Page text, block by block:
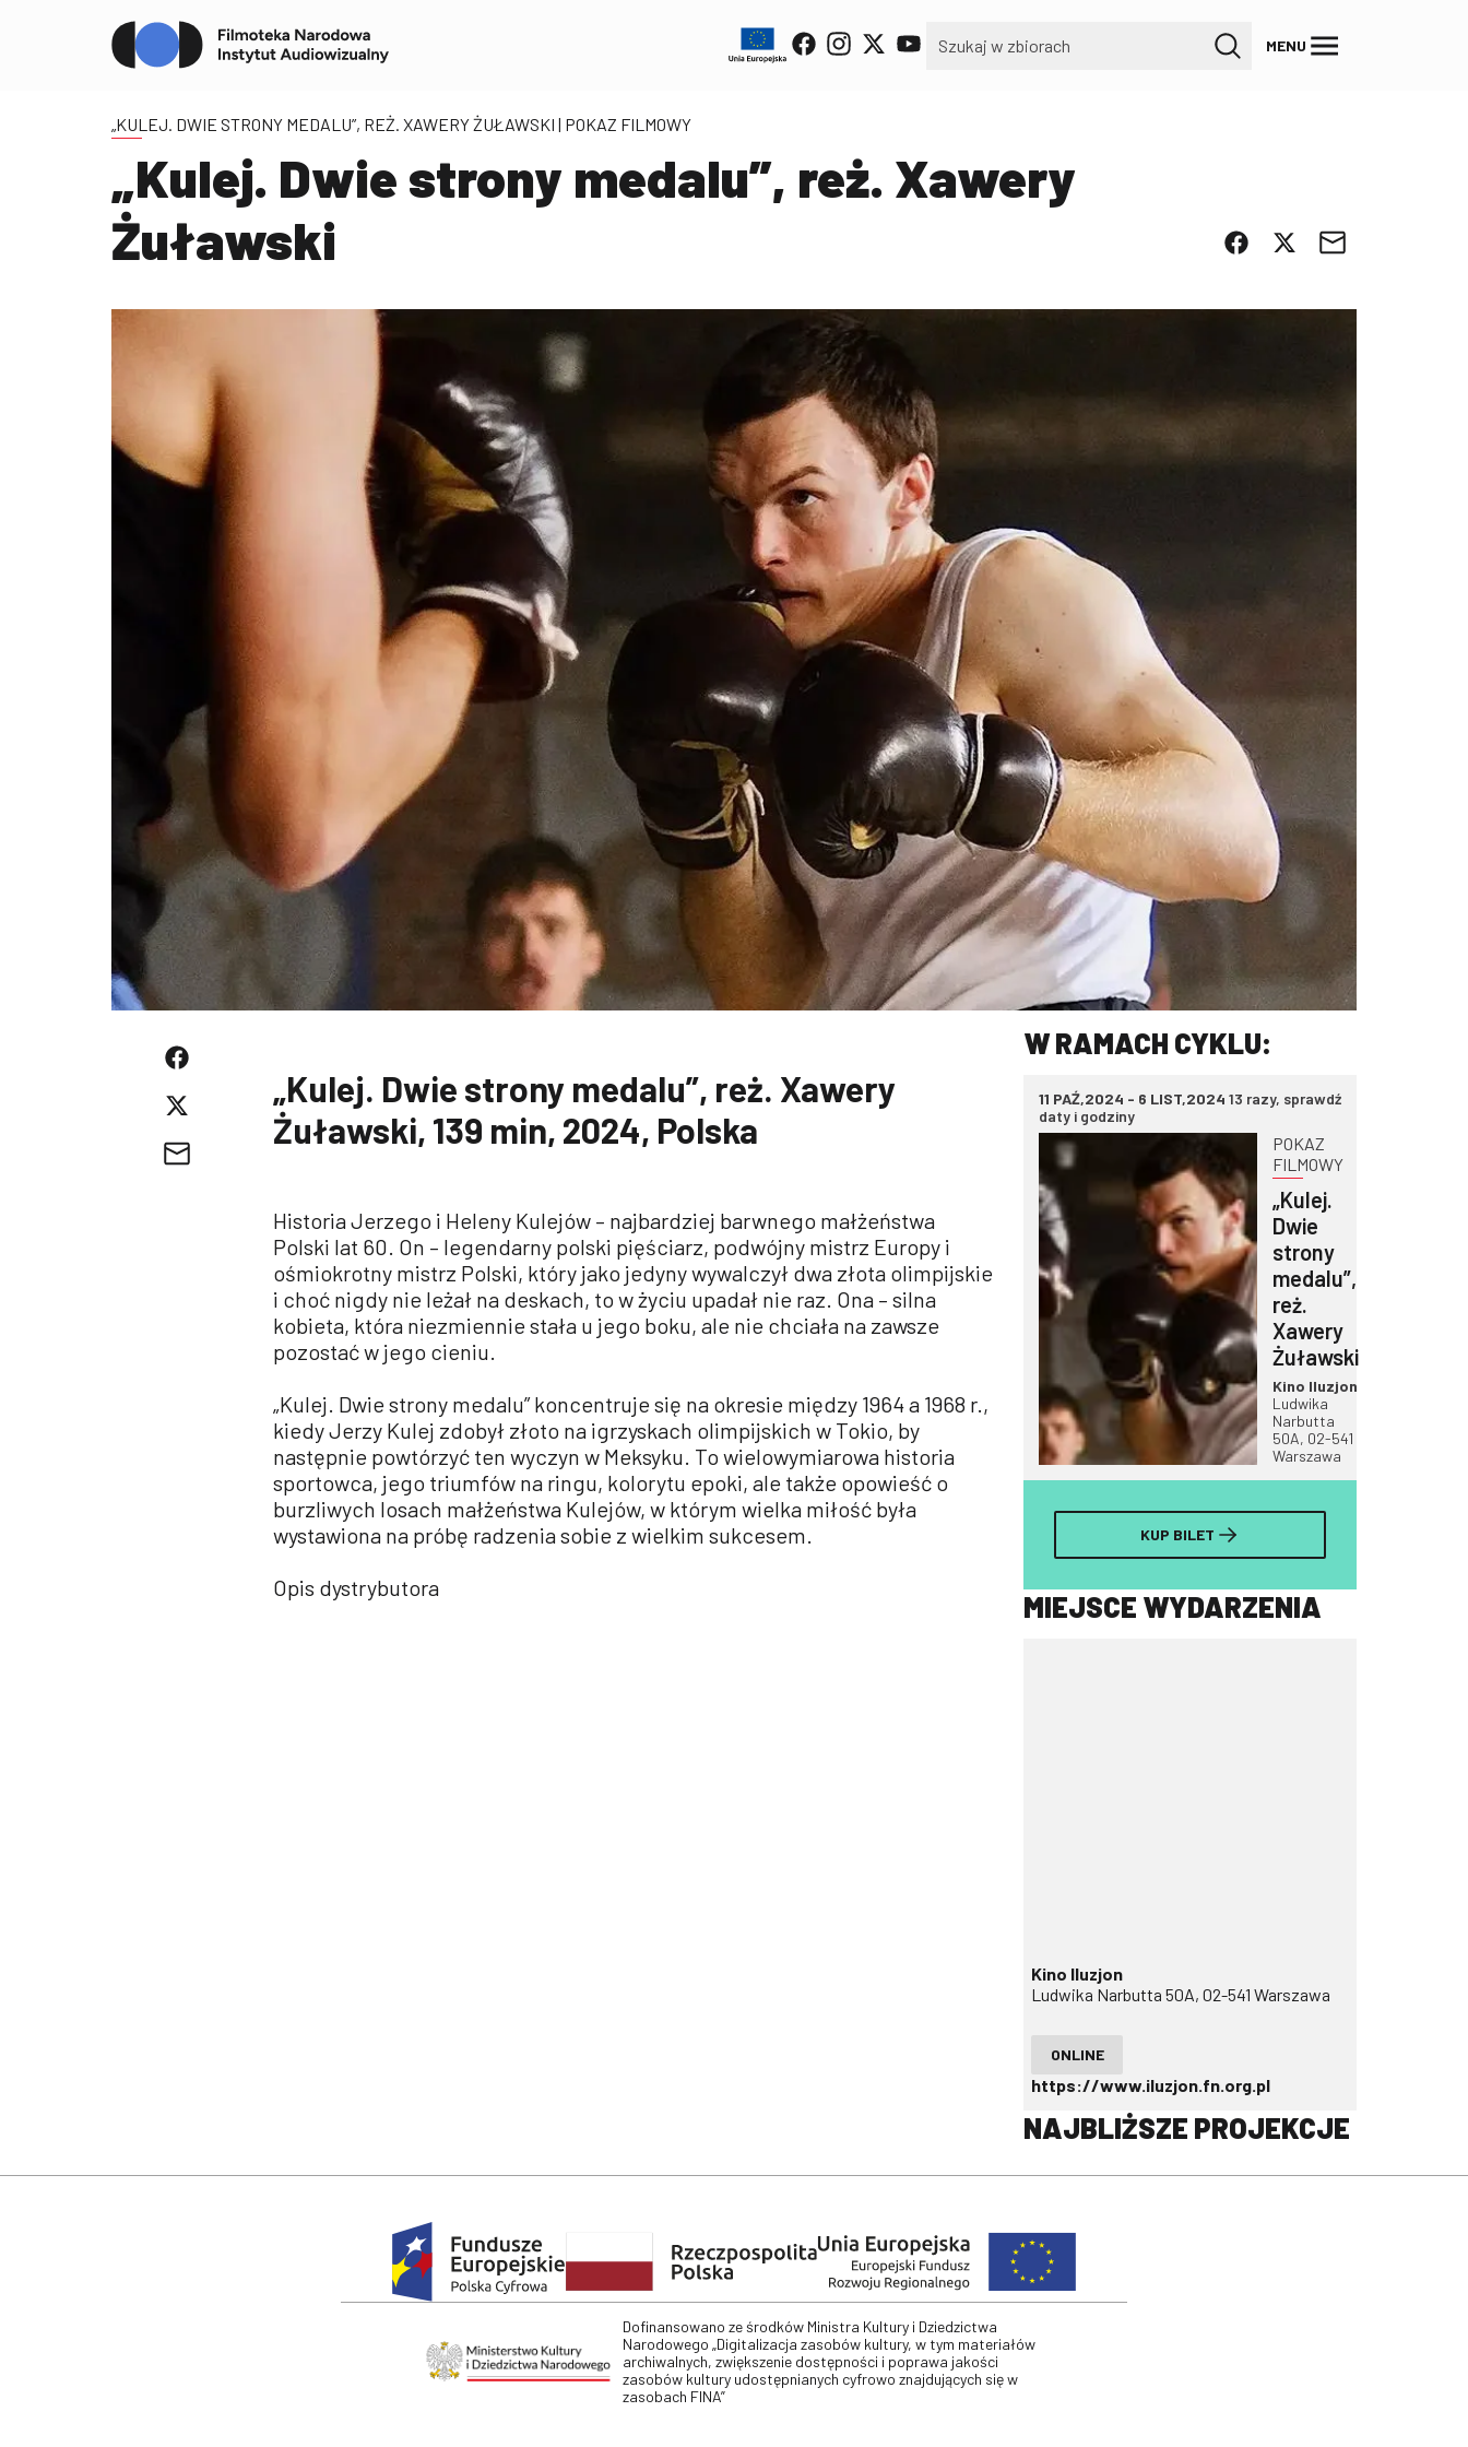
MENU
„KULEJ. DWIE STRONY MEDALU”, REŻ. XAWERY ŻUŁAWSKI | POKAZ FILMOWY
„Kulej. Dwie strony medalu”, reż. Xawery
Żuławski
„Kulej. Dwie strony medalu”, reż. Xawery
Żuławski, 139 min, 2024, Polska
Historia Jerzego i Heleny Kulejów – najbardziej barwnego małżeństwa
Polski lat 60. On – legendarny polski pięściarz, podwójny mistrz Europy i
ośmiokrotny mistrz Polski, który jako jedyny wywalczył dwa złota olimpijskie
i choć nigdy nie leżał na deskach, to w życiu upadał nie raz. Ona – silna
kobieta, która niezmiennie stała u jego boku, ale nie chciała na zawsze
pozostać w jego cieniu.
„Kulej. Dwie strony medalu” koncentruje się na okresie między 1964 a 1968 r.,
kiedy Jerzy Kulej zdobył złoto na igrzyskach olimpijskich w Tokio, by
następnie powtórzyć ten wyczyn w Meksyku. To wielowymiarowa historia
sportowca, jego triumfów na ringu, kolorytu epoki, ale także opowieść o
burzliwych losach małżeństwa Kulejów, w którym wielka miłość była
wystawiona na próbę radzenia sobie z wielkim sukcesem.
Opis dystrybutora
W RAMACH CYKLU:
11 PAŹ,2024 - 6 LIST,2024 13 razy, sprawdź
daty i godziny
POKAZ
FILMOWY
„Kulej.
Dwie
strony
medalu”,
reż.
Xawery
Żuławski
Kino Iluzjon
Ludwika
Narbutta
50A, 02-541
Warszawa
KUP BILET
MIEJSCE WYDARZENIA
Kino Iluzjon
Ludwika Narbutta 50A, 02-541 Warszawa
ONLINE
https://www.iluzjon.fn.org.pl
NAJBLIŻSZE PROJEKCJE
Dofinansowano ze środków Ministra Kultury i Dziedzictwa
Narodowego „Digitalizacja zasobów kultury, w tym materiałów
archiwalnych, zwiększenie dostępności i poprawa jakości
zasobów kultury udostępnianych cyfrowo znajdujących się w
zasobach FINA”